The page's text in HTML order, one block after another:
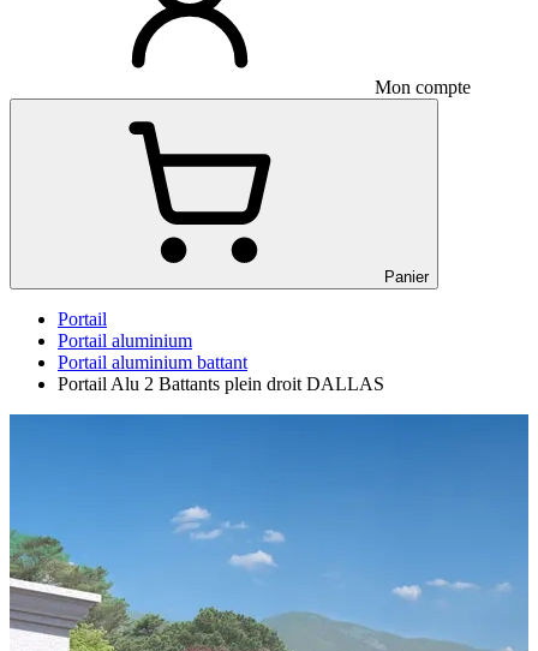
Mon compte
Panier
Portail
Portail aluminium
Portail aluminium battant
Portail Alu 2 Battants plein droit DALLAS